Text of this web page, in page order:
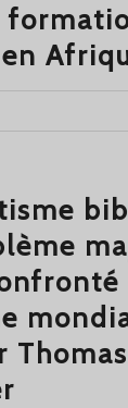
Thomas